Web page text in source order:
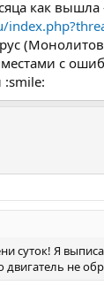
как вышла
местами с
суток! Я
двигатель не